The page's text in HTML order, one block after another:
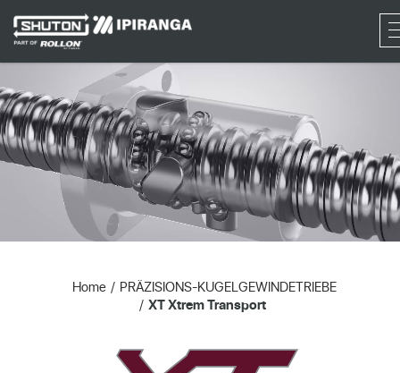
Home
PRÄZISIONS-KUGELGEWINDETRIEBE
XT Xtrem Transport